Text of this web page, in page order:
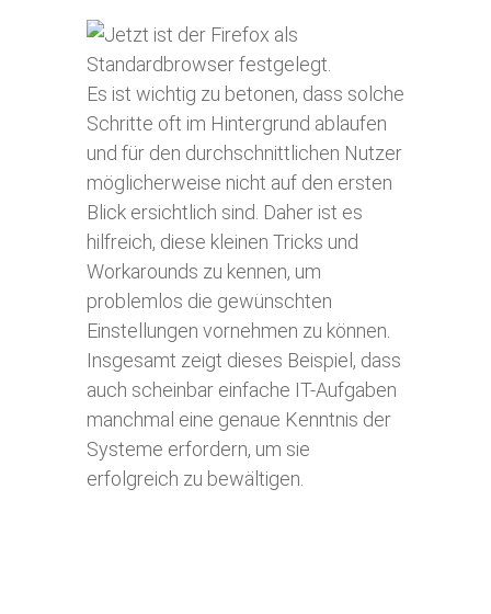
Es ist wichtig zu betonen, dass solche
Schritte oft im Hintergrund ablaufen
und für den durchschnittlichen Nutzer
möglicherweise nicht auf den ersten
Blick ersichtlich sind. Daher ist es
hilfreich, diese kleinen Tricks und
Workarounds zu kennen, um
problemlos die gewünschten
Einstellungen vornehmen zu können.
Insgesamt zeigt dieses Beispiel, dass
auch scheinbar einfache IT-Aufgaben
manchmal eine genaue Kenntnis der
Systeme erfordern, um sie
erfolgreich zu bewältigen.